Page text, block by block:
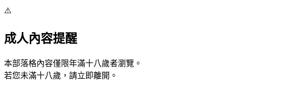
⚠️
成人內容提醒
本部落格內容僅限年滿十八歲者瀏覽。
若您未滿十八歲，請立即離開。